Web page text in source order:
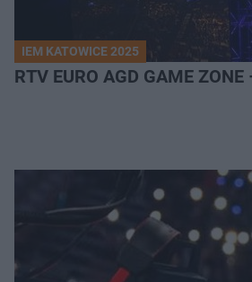
IEM KATOWICE 2025
RTV EURO AGD GAME